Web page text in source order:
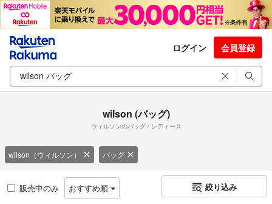
ログイン 会員登録
wilson (バッグ)
ウィルソンのバッグ / レディース
wilson（ウィルソン） バッグ
販売中のみ おすすめ順 絞り込み